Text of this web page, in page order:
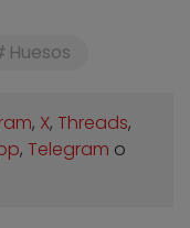
Huesos
, X, Threads,
, Telegram o